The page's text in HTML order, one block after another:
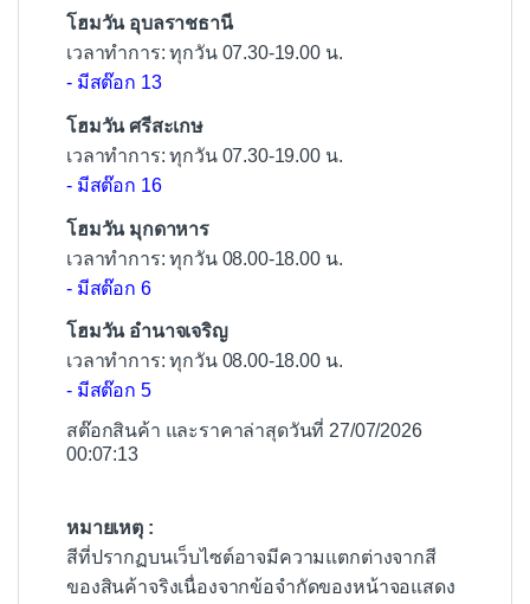
โฮมวัน อุบลราชธานี
เวลาทำการ: ทุกวัน 07.30-19.00 น.
- มีสต๊อก 13
โฮมวัน ศรีสะเกษ
เวลาทำการ: ทุกวัน 07.30-19.00 น.
- มีสต๊อก 16
โฮมวัน มุกดาหาร
เวลาทำการ: ทุกวัน 08.00-18.00 น.
- มีสต๊อก 6
โฮมวัน อำนาจเจริญ
เวลาทำการ: ทุกวัน 08.00-18.00 น.
- มีสต๊อก 5
สต๊อกสินค้า และราคาล่าสุดวันที่ 27/07/2026
00:07:13
หมายเหตุ :
สีที่ปรากฏบนเว็บไซต์อาจมีความแตกต่างจากสี
ของสินค้าจริงเนื่องจากข้อจำกัดของหน้าจอแสดง